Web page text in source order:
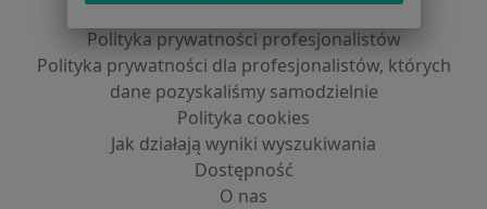
Polityka prywatności profesjonalistów
Polityka prywatności dla profesjonalistów, których
dane pozyskaliśmy samodzielnie
Polityka cookies
Jak działają wyniki wyszukiwania
Dostępność
O nas